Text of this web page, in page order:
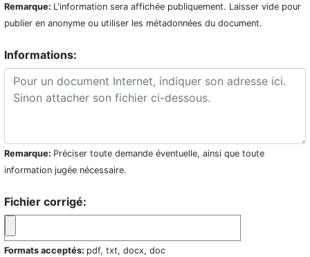
Remarque: L'information sera affichée publiquement. Laisser vide pour
publier en anonyme ou utiliser les métadonnées du document.
Informations:
Remarque: Préciser toute demande éventuelle, ainsi que toute
information jugée nécessaire.
Fichier corrigé:
Formats acceptés: pdf, txt, docx, doc